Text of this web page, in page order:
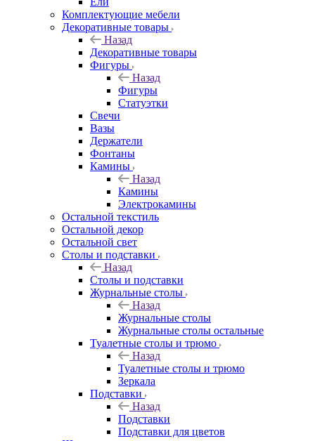
Комплектующие мебели
Декоративные товары
Назад
Декоративные товары
Фигуры
Назад
Фигуры
Статуэтки
Свечи
Вазы
Держатели
Фонтаны
Камины
Назад
Камины
Электрокамины
Остальной текстиль
Остальной декор
Остальной свет
Столы и подставки
Назад
Столы и подставки
Журнальные столы
Назад
Журнальные столы
Журнальные столы остальные
Туалетные столы и трюмо
Назад
Туалетные столы и трюмо
Зеркала
Подставки
Назад
Подставки
Подставки для цветов